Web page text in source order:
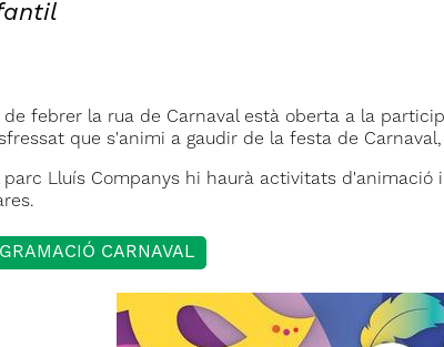
de febrer la rua de Carnaval està oberta a la
que s'animi a gaudir de la festa de Carnaval,
parc Lluís Companys hi haurà activitats
CARNAVAL